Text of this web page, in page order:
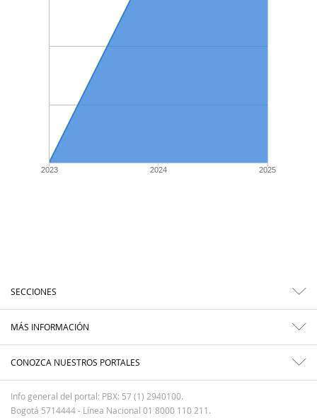
2023 2024 2025
SECCIONES
MÁS INFORMACIÓN
CONOZCA NUESTROS PORTALES
Info general del portal: PBX: 57 (1) 2940100.
Bogotá 5714444 - Línea Nacional 01 8000 110 211.